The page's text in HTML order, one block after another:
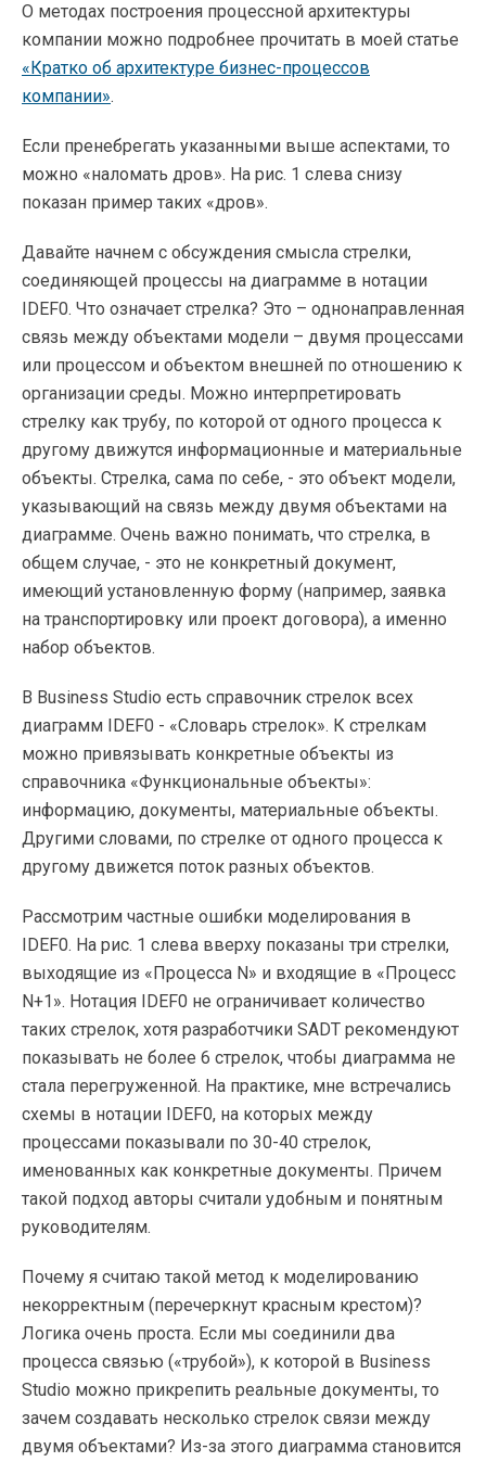
О методах построения процессной архитектуры
компании можно подробнее прочитать в моей статье
«Кратко об архитектуре бизнес-процессов
компании».
Если пренебрегать указанными выше аспектами, то
можно «наломать дров». На рис. 1 слева снизу
показан пример таких «дров».
Давайте начнем с обсуждения смысла стрелки,
соединяющей процессы на диаграмме в нотации
IDEF0. Что означает стрелка? Это – однонаправленная
связь между объектами модели – двумя процессами
или процессом и объектом внешней по отношению к
организации среды. Можно интерпретировать
стрелку как трубу, по которой от одного процесса к
другому движутся информационные и материальные
объекты. Стрелка, сама по себе, - это объект модели,
указывающий на связь между двумя объектами на
диаграмме. Очень важно понимать, что стрелка, в
общем случае, - это не конкретный документ,
имеющий установленную форму (например, заявка
на транспортировку или проект договора), а именно
набор объектов.
В Business Studio есть справочник стрелок всех
диаграмм IDEF0 - «Словарь стрелок». К стрелкам
можно привязывать конкретные объекты из
справочника «Функциональные объекты»:
информацию, документы, материальные объекты.
Другими словами, по стрелке от одного процесса к
другому движется поток разных объектов.
Рассмотрим частные ошибки моделирования в
IDEF0. На рис. 1 слева вверху показаны три стрелки,
выходящие из «Процесса N» и входящие в «Процесс
N+1». Нотация IDEF0 не ограничивает количество
таких стрелок, хотя разработчики SADT рекомендуют
показывать не более 6 стрелок, чтобы диаграмма не
стала перегруженной. На практике, мне встречались
схемы в нотации IDEF0, на которых между
процессами показывали по 30-40 стрелок,
именованных как конкретные документы. Причем
такой подход авторы считали удобным и понятным
руководителям.
Почему я считаю такой метод к моделированию
некорректным (перечеркнут красным крестом)?
Логика очень проста. Если мы соединили два
процесса связью («трубой»), к которой в Business
Studio можно прикрепить реальные документы, то
зачем создавать несколько стрелок связи между
двумя объектами? Из-за этого диаграмма становится